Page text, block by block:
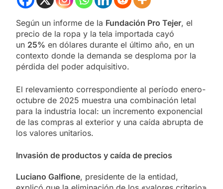
Según un informe de la Fundación Pro Tejer, el
precio de la ropa y la tela importada cayó
un 25% en dólares durante el último año, en un
contexto donde la demanda se desploma por la
pérdida del poder adquisitivo.
El relevamiento correspondiente al período enero-
octubre de 2025 muestra una combinación letal
para la industria local: un incremento exponencial
de las compras al exterior y una caída abrupta de
los valores unitarios.
Invasión de productos y caída de precios
Luciano Galfione, presidente de la entidad,